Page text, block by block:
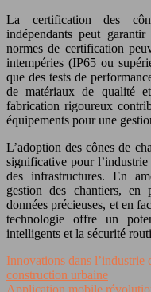
La certification des
indépendants peut
normes de certification
intempéries (IP65 ou
que des tests de
de matériaux de qualité
fabrication rigoureux
équipements pour une
L’adoption des cônes de
significative pour
des infrastructures. En
gestion des chantiers, en
données précieuses, et en
technologie offre un
intelligents et la sécurité
Innovations dans
construction urbaine
Application mobile